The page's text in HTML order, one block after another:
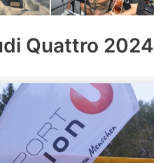
Quattro 2024